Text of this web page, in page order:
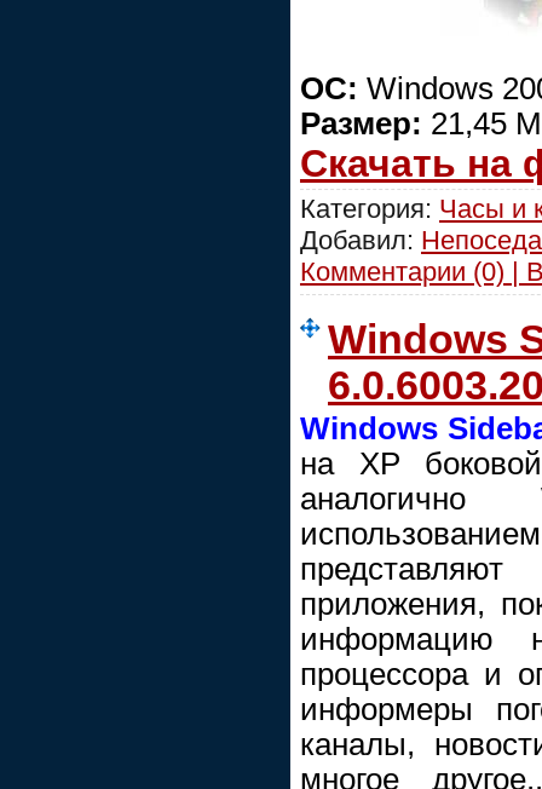
ОС: Windows
Размер: 21,45
Скачать на
Категория: Часы и
Добавил: Непоседа
Комментарии (0) |
Windows
Windows
на ХР
приложения,
информацию
процессора и
информеры
каналы,
многое